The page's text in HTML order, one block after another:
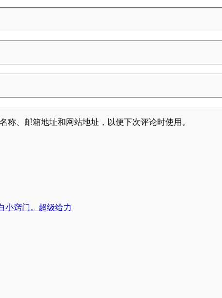
称、邮箱地址和网站地址，以便下次评论时使用。
小窍门。超级给力